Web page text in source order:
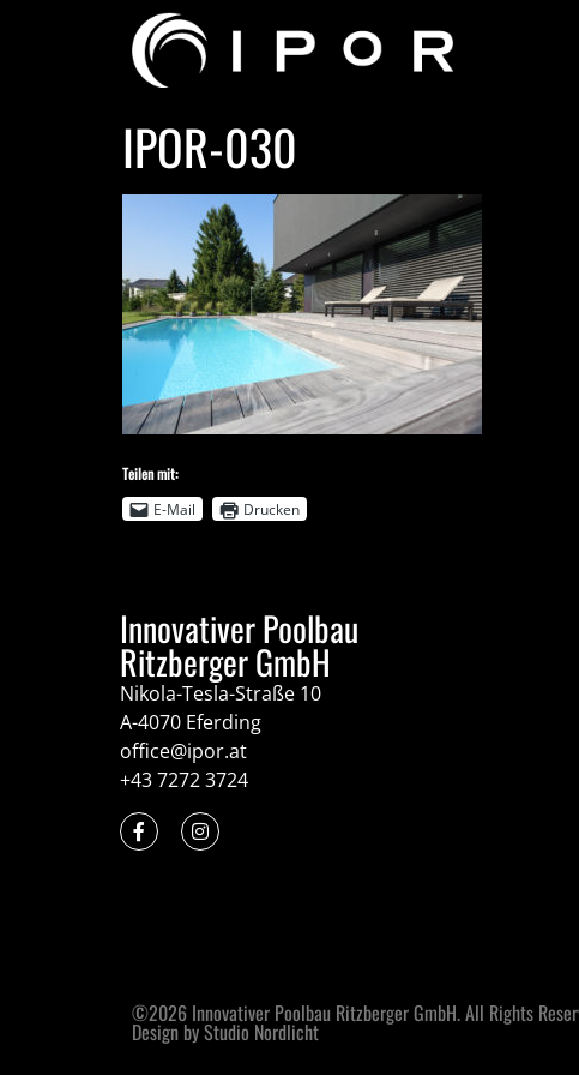
IPOR-030
Teilen mit:
E-Mail
Drucken
Innovativer Poolbau
Ritzberger GmbH
Nikola-Tesla-Straße 10
A-4070 Eferding
office@ipor.at
+43 7272 3724
©2026 Innovativer Poolbau Ritzberger GmbH. All Rights
Design by Studio Nordlicht